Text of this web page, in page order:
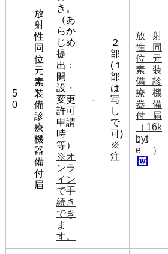
5
0
放
射
性
同
位
元
素
装
備
診
療
機
器
備
付
届
き。
（あ
らか
じめ
提
出：
開
設・
変更
許可
申請
時
等）
※オ
ンラ
イン
で手
続き
でき
ま
す。
-
２
部
(１
部
は
写
し
で
可)
※
注
放射
性同
位元
素装
備診
療機
器備
付届
（16k
byt
e）